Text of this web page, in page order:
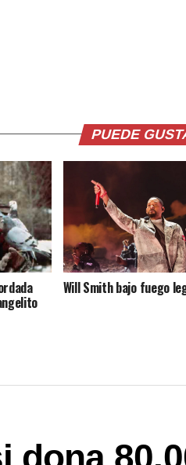
PUEDE
Will Smith bajo fuego
dona